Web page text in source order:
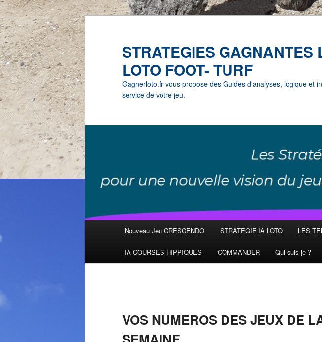
STRATEGIES GAGNANTES
LOTO FOOT- TURF
Gagnerloto.fr vous propose des Guides d'analyses, logique et
service de votre jeu.
Aller
au
Nouveau Jeu CRESCENDO STRATEGIE IA LOTO LES
IA COURSES HIPPIQUES COMMANDER Qui suis-je ?
VOS NUMEROS DES JEUX DE